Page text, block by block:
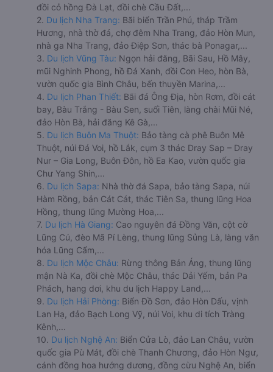
đồi cỏ hồng Đà Lạt, đồi chè Cầu Đất,...
2. Du lịch Nha Trang: Bãi biển Trần Phú, tháp Trầm
Hương, nhà thờ đá, chợ đêm Nha Trang, đảo Hòn Mun,
nhà ga Nha Trang, đảo Điệp Sơn, thác bà Ponagar,...
3. Du lịch Vũng Tàu: Ngọn hải đăng, Bãi Sau, Hồ Mây,
mũi Nghinh Phong, hồ Đá Xanh, đồi Con Heo, hòn Bà,
vườn quốc gia Bình Châu, bến thuyền Marina,...
4. Du lịch Phan Thiết: Bãi đá Ông Địa, hòn Rơm, đồi cát
bay, Bàu Trắng - Bàu Sen, suối Tiên, làng chài Mũi Né,
đảo Hòn Bà, hải đăng Kê Gà,...
5. Du lịch Buôn Ma Thuột: Bảo tàng cà phê Buôn Mê
Thuột, núi Đá Voi, hồ Lắk, cụm 3 thác Dray Sap – Dray
Nur – Gia Long, Buôn Đôn, hồ Ea Kao, vườn quốc gia
Chư Yang Shin,...
6. Du lịch Sapa: Nhà thờ đá Sapa, bảo tàng Sapa, núi
Hàm Rồng, bản Cát Cát, thác Tiên Sa, thung lũng Hoa
Hồng, thung lũng Mường Hoa,...
7. Du lịch Hà Giang: Cao nguyên đá Đồng Văn, cột cờ
Lũng Cú, đèo Mã Pí Lèng, thung lũng Sủng Là, làng văn
hóa Lũng Cẩm,...
8. Du lịch Mộc Châu: Rừng thông Bản Áng, thung lũng
mận Nà Ka, đồi chè Mộc Châu, thác Dải Yếm, bản Pa
Phách, hang dơi, khu du lịch Happy Land,...
9. Du lịch Hải Phòng: Biển Đồ Sơn, đảo Hòn Dấu, vịnh
Lan Hạ, đảo Bạch Long Vỹ, núi Voi, khu di tích Tràng
Kênh,...
10. Du lịch Nghệ An: Biển Cửa Lò, đảo Lan Châu, vườn
quốc gia Pù Mát, đồi chè Thanh Chương, đảo Hòn Ngư,
cánh đồng hoa hướng dương, đồng cừu Nghệ An, biển